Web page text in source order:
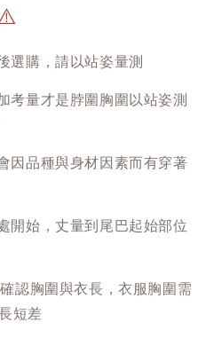
選購，請以站姿量測
考量才是脖圍胸圍以站姿測
因品種與身材因素而有穿著
開始，丈量到尾巴起始部位
認胸圍與衣長，衣服胸圍需
短差